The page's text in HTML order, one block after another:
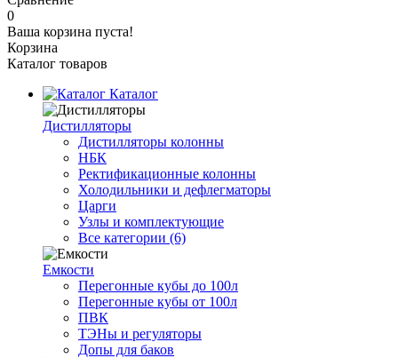
0
Ваша корзина пуста!
Корзина
Каталог товаров
Каталог
Дистилляторы
Дистилляторы колонны
НБК
Ректификационные колонны
Холодильники и дефлегматоры
Царги
Узлы и комплектующие
Все категории (6)
Емкости
Перегонные кубы до 100л
Перегонные кубы от 100л
ПВК
ТЭНы и регуляторы
Допы для баков